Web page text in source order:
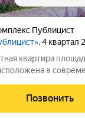
Публицист
, 4 квартал
квартира
в
площадью 62.46 кв.
в
Позвонить